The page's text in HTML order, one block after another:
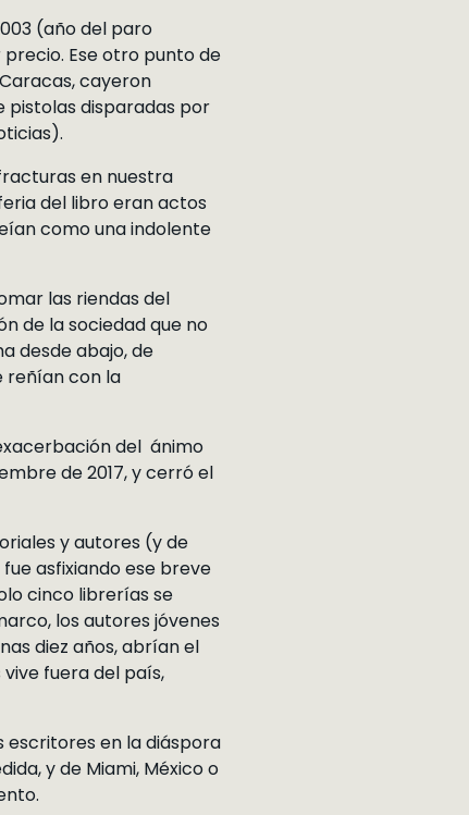
(año del paro
Ese otro punto de
cayeron
pistolas disparadas por
en nuestra
del libro eran actos
como una indolente
las riendas del
de la sociedad que no
desde abajo, de
reñían con la
del ánimo
de 2017, y cerró el
y autores (y de
asfixiando ese breve
cinco librerías se
los autores jóvenes
diez años, abrían el
fuera del país,
escritores en la diáspora
y de Miami, México o